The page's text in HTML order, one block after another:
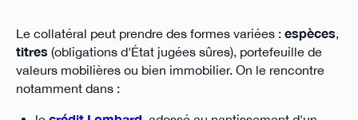
Le collatéral peut prendre des formes variées : espèces,
titres (obligations d'État jugées sûres), portefeuille de
valeurs mobilières ou bien immobilier. On le rencontre
notamment dans :